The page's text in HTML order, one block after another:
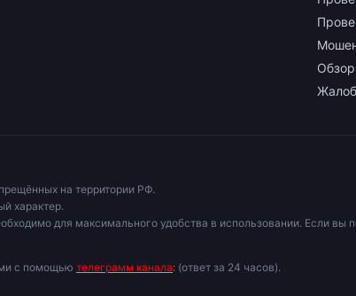
на территории РФ.
характер.
для максимального удобства в использовании. Если
с помощью телеграмм канала: (ответ за 24 часов).